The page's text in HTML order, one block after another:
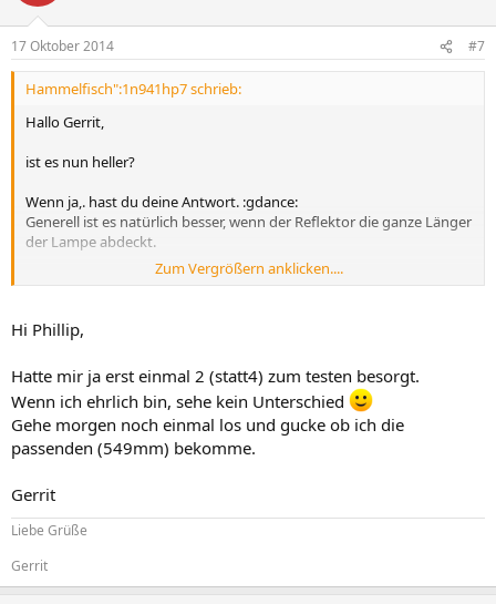
17 Oktober 2014 #7
Hammelfisch":1n941hp7 schrieb:
Hallo Gerrit,
ist es nun heller?
Wenn ja,. hast du deine Antwort. :gdance:
Generell ist es natürlich besser, wenn der Reflektor die ganze Länger
der Lampe abdeckt.
Länge der LSR messen und Reflektoren in dieser Länge kaufen...
Gruß,
Philipp
Zum Vergrößern anklicken....
Hi Phillip,
Hatte mir ja erst einmal 2 (statt4) zum testen besorgt.
Wenn ich ehrlich bin, sehe kein Unterschied
Gehe morgen noch einmal los und gucke ob ich die
passenden (549mm) bekomme.
Gerrit
Liebe Grüße
Gerrit